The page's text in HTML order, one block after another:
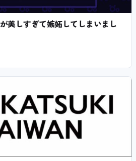
美しすぎて嫉妬してしまいまし